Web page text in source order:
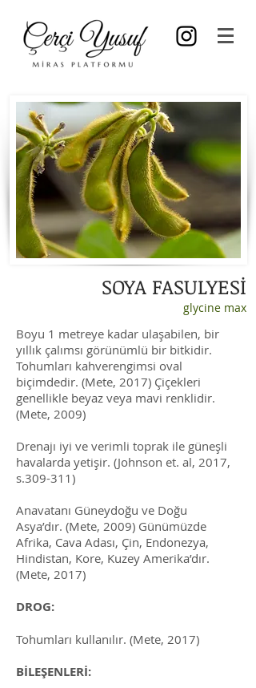
SOYA FASULYESİ
glycine max
Boyu 1 metreye kadar ulaşabilen, bir
yıllık çalımsı görünümlü bir bitkidir.
Tohumları kahverengimsi oval
biçimdedir. (Mete, 2017) Çiçekleri
genellikle beyaz veya mavi renklidir.
(Mete, 2009)
Drenajı iyi ve verimli toprak ile güneşli
havalarda yetişir. (Johnson et. al, 2017,
s.309-311)
Anavatanı Güneydoğu ve Doğu
Asya’dır. (Mete, 2009) Günümüzde
Afrika, Cava Adası, Çin, Endonezya,
Hindistan, Kore, Kuzey Amerika’dır.
(Mete, 2017)
DROG:
Tohumları kullanılır. (Mete, 2017)
BİLEŞENLERİ: